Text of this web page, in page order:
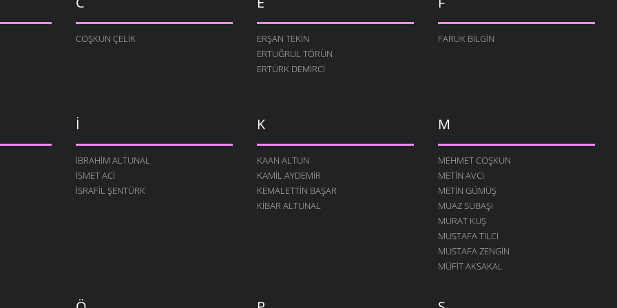
COŞKUN ÇELIK
ERŞAN TEKIN
ERTUĞRUL TÖRÜN
ERTÜRK DEMIRCI
FARUK BILGIN
İ
İBRAHIM ALTUNAL
İSMET ACI
İSRAFIL ŞENTÜRK
K
KAAN ALTUN
KAMIL AYDEMIR
KEMALETTIN BAŞAR
KIBAR ALTUNAL
M
MEHMET COŞKUN
METIN AVCI
METIN GÜMÜŞ
MUAZ SUBAŞI
MURAT KUŞ
MUSTAFA TILCI
MUSTAFA ZENGIN
MÜFIT AKSAKAL